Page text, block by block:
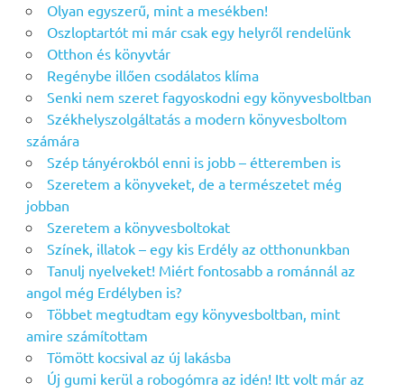
Olyan egyszerű, mint a mesékben!
Oszloptartót mi már csak egy helyről rendelünk
Otthon és könyvtár
Regénybe illően csodálatos klíma
Senki nem szeret fagyoskodni egy könyvesboltban
Székhelyszolgáltatás a modern könyvesboltom
számára
Szép tányérokból enni is jobb – étteremben is
Szeretem a könyveket, de a természetet még
jobban
Szeretem a könyvesboltokat
Színek, illatok – egy kis Erdély az otthonunkban
Tanulj nyelveket! Miért fontosabb a románnál az
angol még Erdélyben is?
Többet megtudtam egy könyvesboltban, mint
amire számítottam
Tömött kocsival az új lakásba
Új gumi kerül a robogómra az idén! Itt volt már az